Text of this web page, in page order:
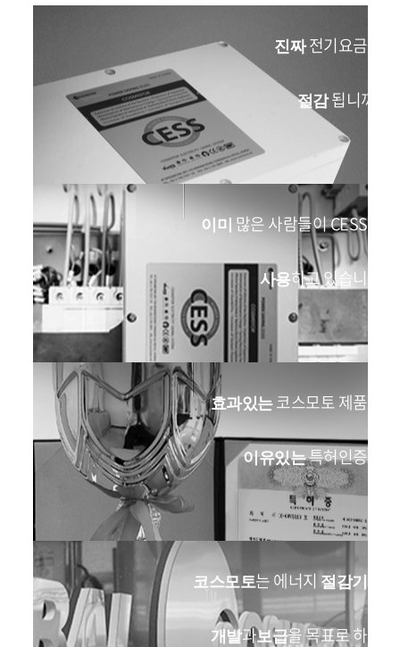
진짜전기요금이
절감됩니까?
이미 많은 사람들이 CESS를
사용하고 있습니다
효과있는코스모토 제품의
이유있는특허인증들
코스모토는 에너지 절감기
개발과보급을 목표로 하는